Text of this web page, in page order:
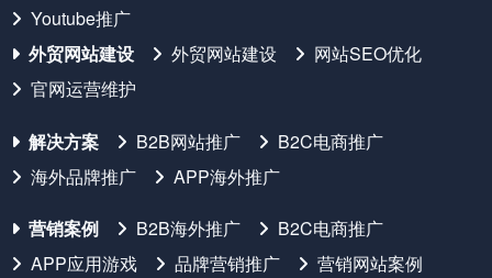
Youtube推广
外贸网站建设
外贸网站建设
网站SEO优化
官网运营维护
解决方案 B2B网站推广
B2C电商推广
海外品牌推广
APP海外推广
营销案例 B2B海外推广
B2C电商推广
APP应用游戏
品牌营销推广 营销网站案例